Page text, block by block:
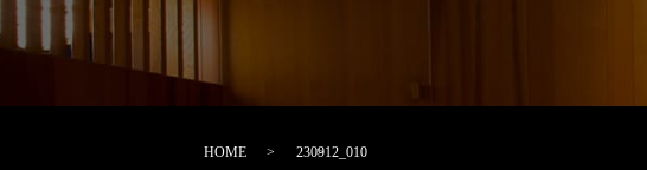
HOME 230912_010